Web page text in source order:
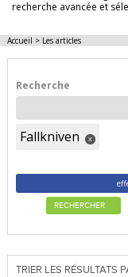
recherche avancée et
Accueil > Les articles
Recherche
Fallkniven x
RECHERCHER
TRIER LES RÉSULTATS